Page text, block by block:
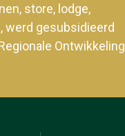
store, lodge,
werd gesubsidieerd
Ontwikkeling